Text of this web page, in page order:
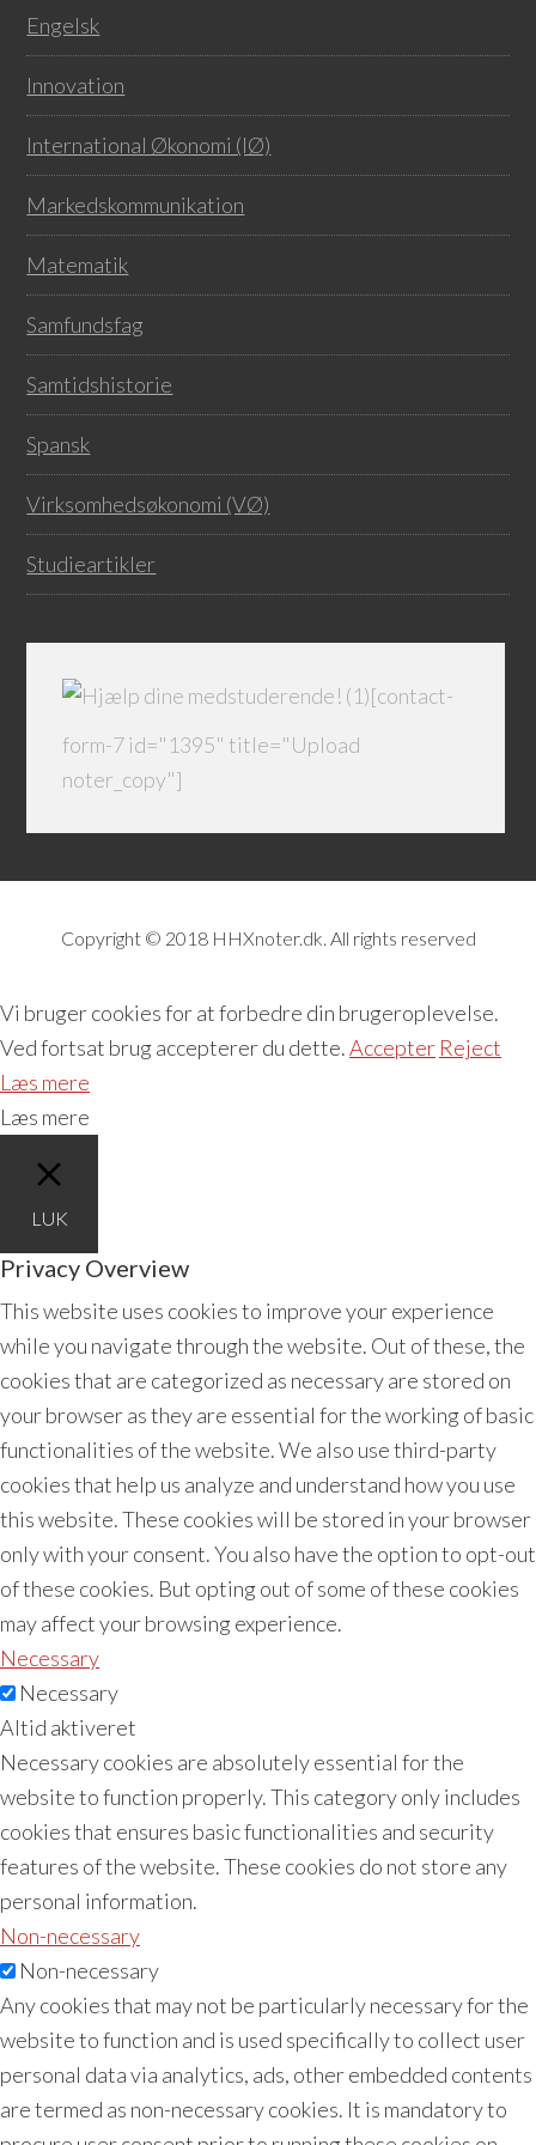
Engelsk
Innovation
International Økonomi (IØ)
Markedskommunikation
Matematik
Samfundsfag
Samtidshistorie
Spansk
Virksomhedsøkonomi (VØ)
Studieartikler
[contact-
form-7 id="1395" title="Upload
noter_copy"]
Copyright © 2018 HHXnoter.dk. All rights reserved
Vi bruger cookies for at forbedre din brugeroplevelse.
Ved fortsat brug accepterer du dette.Accepter Reject
Læs mere
Læs mere
LUK
Privacy Overview
This website uses cookies to improve your experience
while you navigate through the website. Out of these, the
cookies that are categorized as necessary are stored on
your browser as they are essential for the working of basic
functionalities of the website. We also use third-party
cookies that help us analyze and understand how you use
this website. These cookies will be stored in your browser
only with your consent. You also have the option to opt-out
of these cookies. But opting out of some of these cookies
may affect your browsing experience.
Necessary
Necessary
Altid aktiveret
Necessary cookies are absolutely essential for the
website to function properly. This category only includes
cookies that ensures basic functionalities and security
features of the website. These cookies do not store any
personal information.
Non-necessary
Non-necessary
Any cookies that may not be particularly necessary for the
website to function and is used specifically to collect user
personal data via analytics, ads, other embedded contents
are termed as non-necessary cookies. It is mandatory to